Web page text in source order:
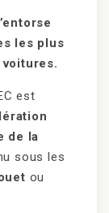
les plus
est
de la
sous les
ou